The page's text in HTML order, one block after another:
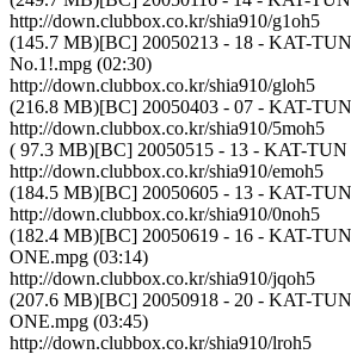
http://down.clubbox.co.kr/shia910/g1oh5
(145.7 MB)[BC] 20050213 - 18 - KAT-
No.1!.mpg (02:30)
http://down.clubbox.co.kr/shia910/gloh5
(216.8 MB)[BC] 20050403 - 07 - KAT-
http://down.clubbox.co.kr/shia910/5moh5
( 97.3 MB)[BC] 20050515 - 13 - KAT-TUN
http://down.clubbox.co.kr/shia910/emoh5
(184.5 MB)[BC] 20050605 - 13 - KAT-
http://down.clubbox.co.kr/shia910/0noh5
(182.4 MB)[BC] 20050619 - 16 - KAT-
ONE.mpg (03:14)
http://down.clubbox.co.kr/shia910/jqoh5
(207.6 MB)[BC] 20050918 - 20 - KAT-
ONE.mpg (03:45)
http://down.clubbox.co.kr/shia910/lroh5